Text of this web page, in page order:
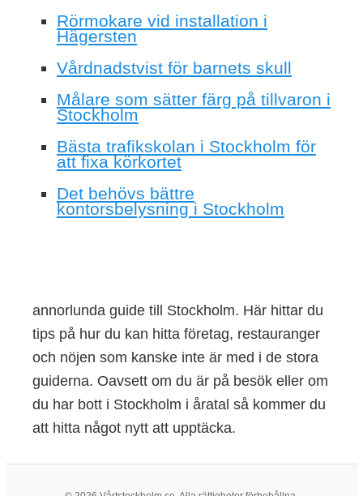
Rörmokare vid installation i
Hägersten
Vårdnadstvist för barnets skull
Målare som sätter färg på tillvaron i
Stockholm
Bästa trafikskolan i Stockholm för
att fixa körkortet
Det behövs bättre
kontorsbelysning i Stockholm
annorlunda guide till Stockholm. Här hittar du
tips på hur du kan hitta företag, restauranger
och nöjen som kanske inte är med i de stora
guiderna. Oavsett om du är på besök eller om
du har bott i Stockholm i åratal så kommer du
att hitta något nytt att upptäcka.